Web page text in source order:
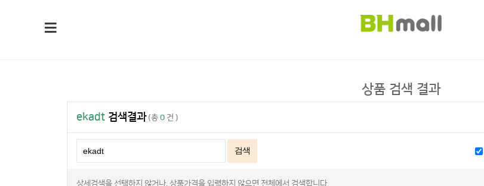
상품 검색 결과
ekadt 검색결과(총 0 건 )
검색
상세검색을 선택하지 않거나, 상품가격을 입력하지 않으면 전체에서 검색합니다.